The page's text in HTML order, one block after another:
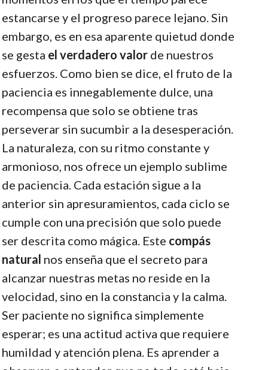
estancarse y el progreso parece lejano. Sin
embargo, es en esa aparente quietud donde
se gesta el verdadero valorde nuestros
esfuerzos. Como bien se dice, el fruto de la
paciencia es innegablemente dulce, una
recompensa que solo se obtiene tras
perseverar sin sucumbir a la desesperación.
La naturaleza, con su ritmo constante y
armonioso, nos ofrece un ejemplo sublime
de paciencia. Cada estación sigue a la
anterior sin apresuramientos, cada ciclo se
cumple con una precisión que solo puede
ser descrita como mágica. Este compás
natural nos enseña que el secreto para
alcanzar nuestras metas no reside en la
velocidad, sino en la constancia y la calma.
Ser paciente no significa simplemente
esperar; es una actitud activa que requiere
humildad y atención plena. Es aprender a